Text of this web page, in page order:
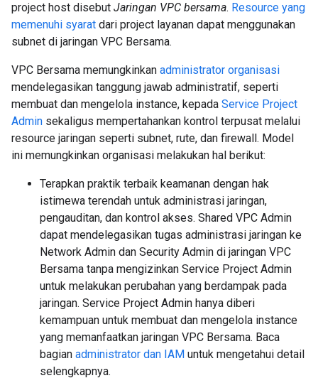
project host disebut Jaringan VPC bersama. Resource yang
memenuhi syarat dari project layanan dapat menggunakan
subnet di jaringan VPC Bersama.
VPC Bersama memungkinkan administrator organisasi
mendelegasikan tanggung jawab administratif, seperti
membuat dan mengelola instance, kepada Service Project
Admin sekaligus mempertahankan kontrol terpusat melalui
resource jaringan seperti subnet, rute, dan firewall. Model
ini memungkinkan organisasi melakukan hal berikut:
Terapkan praktik terbaik keamanan dengan hak
istimewa terendah untuk administrasi jaringan,
pengauditan, dan kontrol akses. Shared VPC Admin
dapat mendelegasikan tugas administrasi jaringan ke
Network Admin dan Security Admin di jaringan VPC
Bersama tanpa mengizinkan Service Project Admin
untuk melakukan perubahan yang berdampak pada
jaringan. Service Project Admin hanya diberi
kemampuan untuk membuat dan mengelola instance
yang memanfaatkan jaringan VPC Bersama. Baca
bagian administrator dan IAM untuk mengetahui detail
selengkapnya.